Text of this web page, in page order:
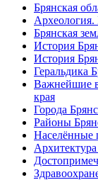
Брянская
Археология.
Брянская
История
История
Геральдика
Важнейшие
края
Города
Районы
Населённые